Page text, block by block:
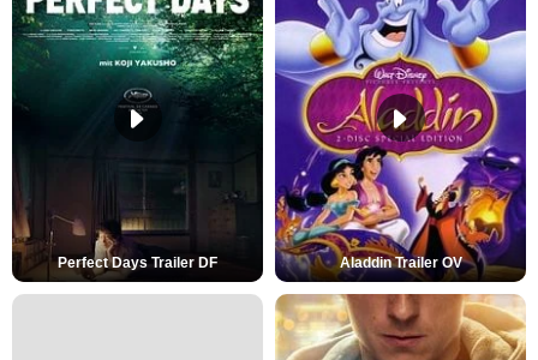
Perfect Days Trailer DF Aladdin Trailer OV